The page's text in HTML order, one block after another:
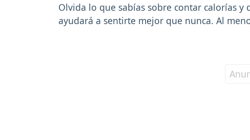
Olvida lo que sabías sobre contar calorías
ayudará a sentirte mejor que nunca. Al